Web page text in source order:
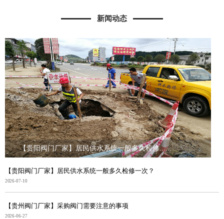
新闻动态
【贵阳阀门厂家】居民供水系统一般多久检修......
【贵阳阀门厂家】居民供水系统一般多久检修一次？
2026-07-10
【贵州阀门厂家】采购阀门需要注意的事项
2026-06-27